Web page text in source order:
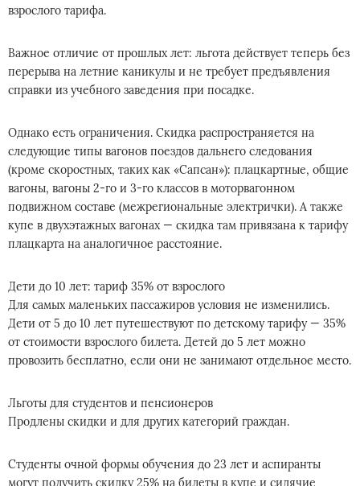
взрослого тарифа.
Важное отличие от прошлых лет: льгота действует теперь без
перерыва на летние каникулы и не требует предъявления
справки из учебного заведения при посадке.
Однако есть ограничения. Скидка распространяется на
следующие типы вагонов поездов дальнего следования
(кроме скоростных, таких как «Сапсан»): плацкартные, общие
вагоны, вагоны 2-го и 3-го классов в моторвагонном
подвижном составе (межрегиональные электрички). А также
купе в двухэтажных вагонах — скидка там привязана к тарифу
плацкарта на аналогичное расстояние.
Дети до 10 лет: тариф 35% от взрослого
Для самых маленьких пассажиров условия не изменились.
Дети от 5 до 10 лет путешествуют по детскому тарифу — 35%
от стоимости взрослого билета. Детей до 5 лет можно
провозить бесплатно, если они не занимают отдельное место.
Льготы для студентов и пенсионеров
Продлены скидки и для других категорий граждан.
Студенты очной формы обучения до 23 лет и аспиранты
могут получить скидку 25% на билеты в купе и сидячие